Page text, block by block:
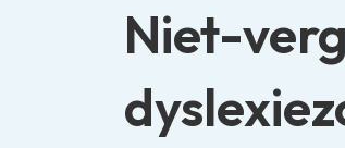
Niet-